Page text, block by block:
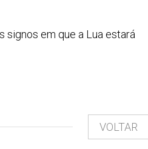
signos em que a Lua estará
VOLTAR